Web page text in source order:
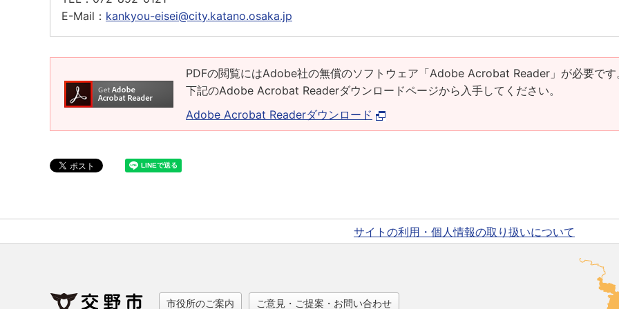
E-Mail： kankyou-eisei@city.katano.osaka.jp
PDFの閲覧にはAdobe社の無償のソフトウェア「Adobe Acrobat Reader」が必要です
下記のAdobe Acrobat Readerダウンロードページから入手してください。
Adobe Acrobat Readerダウンロード
サイトの利用・個人情報の取り扱いについて
市役所のご案内 ご意見・ご提案・お問い合わせ